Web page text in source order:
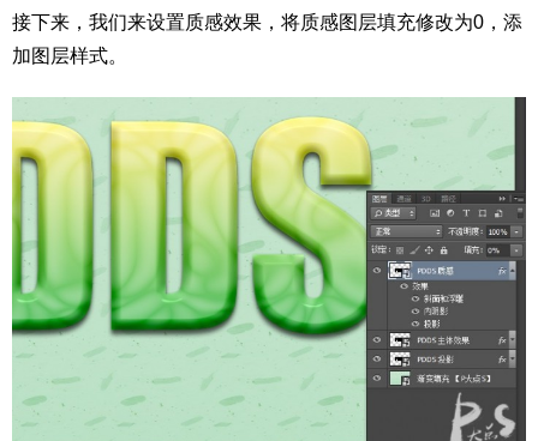
接下来，我们来设置质感效果，将质感图层填充修改为0，添
加图层样式。